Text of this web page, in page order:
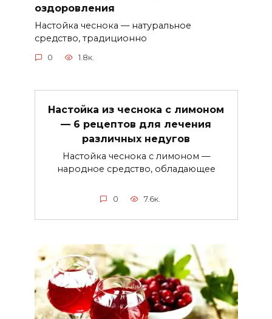
оздоровления
Настойка чеснока — натуральное
средство, традиционно
0 1.8к.
Настойка из чеснока с лимоном
— 6 рецептов для лечения
различных недугов
Настойка чеснока с лимоном —
народное средство, обладающее
0 7.6к.